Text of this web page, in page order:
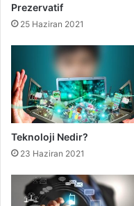
Prezervatif
25 Haziran 2021
Teknoloji Nedir?
23 Haziran 2021